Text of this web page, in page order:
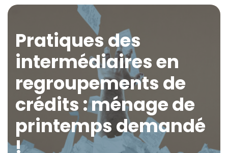
Pratiques des
intermédiaires en
regroupements de
crédits : ménage de
printemps demandé
!